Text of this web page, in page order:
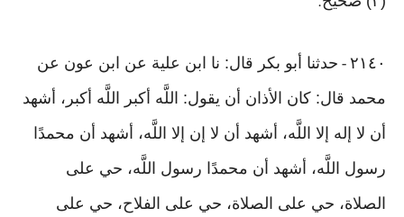
.
٢١٤٠ - حدثنا أبو بكر قال: نا ابن علية عن ابن عون عن
محمد قال: كان الأذان أن يقول: اللَّه أكبر اللَّه أكبر، أشهد
أن لا إله إلا اللَّه، أشهد أن لا إن إلا اللَّه، أشهد أن محمدًا
رسول اللَّه، أشهد أن محمدًا رسول اللَّه، حي على
الصلاة، حي على الصلاة، حي على الفلاح، حي على